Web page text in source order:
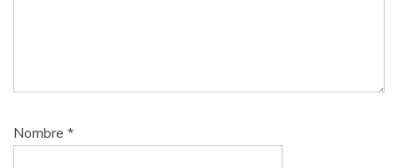
Nombre *